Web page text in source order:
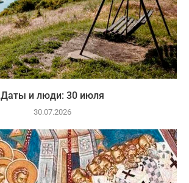
Даты и люди: 30 июля
30.07.2026